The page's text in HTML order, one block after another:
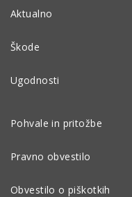
Aktualno
Škode
Ugodnosti
Pohvale in pritožbe
Pravno obvestilo
Obvestilo o piškotkih